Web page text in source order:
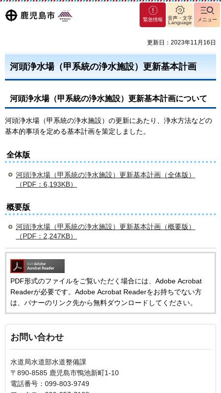
鹿児島
マグ
マシ
島市
緊急情報
音声・文字
Language
メニュー
更新日：2023年11月16日
河頭浄水場（甲系統の浄水施設）更新基本計画
河頭浄水場（甲系統の浄水施設）更新基本計画について
河頭浄水場（甲系統の浄水施設）の更新にあたり、浄水方法などの
基本的事項を定める基本計画を策定しました。
全体版
河頭浄水場（甲系統の浄水施設）更新基本計画（全体版）
（PDF：6,193KB）
概要版
河頭浄水場（甲系統の浄水施設）更新基本計画（概要版）
（PDF：2,247KB）
PDF形式のファイルをご覧いただく場合には、Adobe Acrobat
Readerが必要です。Adobe Acrobat Readerをお持ちでない方
は、バナーのリンク先から無料ダウンロードしてください。
お問い合わせ
水道局水道部水道整備課
〒890-8585 鹿児島市鴨池新町1-10
電話番号：099-803-9749